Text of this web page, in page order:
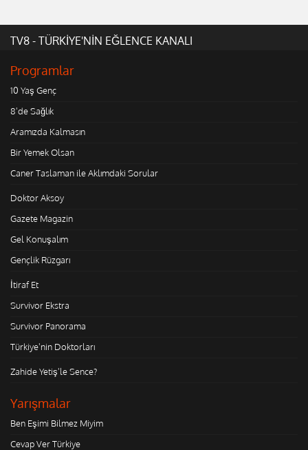
TV8 - TÜRKİYE'NİN EĞLENCE KANALI
Programlar
10 Yaş Genç
8'de Sağlık
Aramızda Kalmasın
Bir Yemek Olsan
Caner Taslaman ile Aklımdaki Sorular
Doktor Aksoy
Gazete Magazin
Gel Konuşalım
Gençlik Rüzgarı
İtiraf Et
Survivor Ekstra
Survivor Panorama
Türkiye'nin Doktorları
Zahide Yetiş'le Sence?
Yarışmalar
Ben Eşimi Bilmez Miyim
Cevap Ver Türkiye